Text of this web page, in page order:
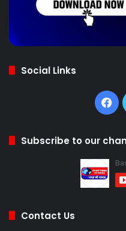
Social Links
Subscribe to our
Contact Us